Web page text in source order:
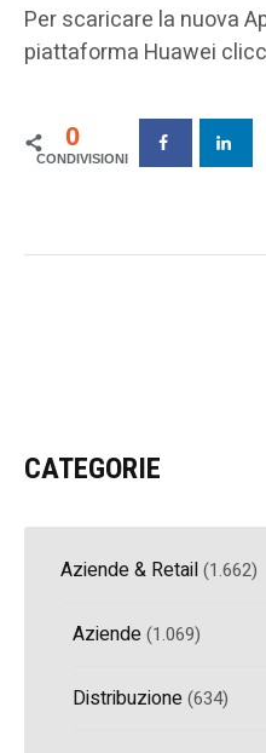
Per scaricare la nuova
piattaforma Huawei
0
CATEGORIE
Aziende & Retail(1.662)
Aziende(1.069)
Distribuzione(634)